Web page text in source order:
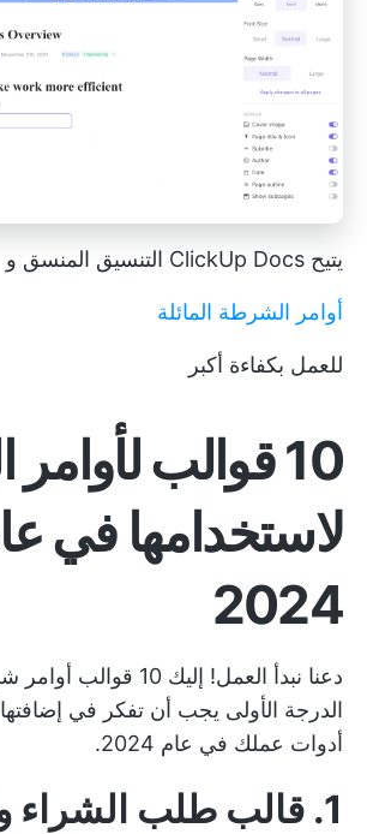
يتيح ClickUp Docs التنسيق المنسق و
أوامر الشرطة المائلة
للعمل بكفاءة أكبر
10 قوالب
لاستخدامها في
2024
دعنا نبدأ العمل! إليك 10
الدرجة الأولى يجب أن تفكر في
أدوات عملك في عام 2024.
1. قالب طلب الشراء